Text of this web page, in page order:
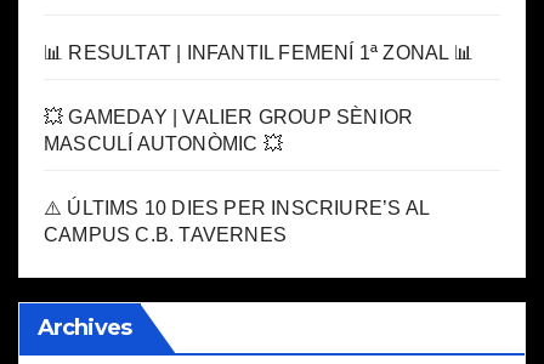
📊 RESULTAT | INFANTIL FEMENÍ 1ª ZONAL 📊
💥 GAMEDAY | VALIER GROUP SÈNIOR
MASCULÍ AUTONÒMIC 💥
⚠️ ÚLTIMS 10 DIES PER INSCRIURE’S AL
CAMPUS C.B. TAVERNES
Archives